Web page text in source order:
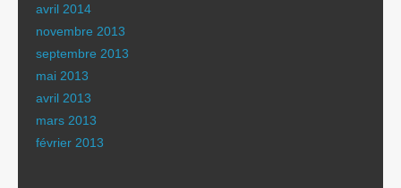
avril 2014
novembre 2013
septembre 2013
mai 2013
avril 2013
mars 2013
février 2013